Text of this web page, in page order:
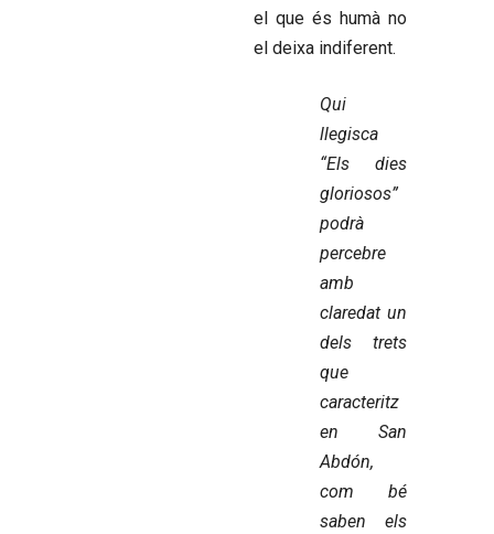
el que és humà no
el deixa indiferent.
Qui
llegisca
“Els dies
gloriosos”
podrà
percebre
amb
claredat un
dels trets
que
caracteritz
en San
Abdón,
com bé
saben els